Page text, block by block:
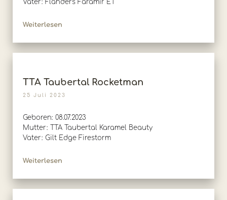
Vater: Flanders Faramir ET
Weiterlesen
TTA Taubertal Rocketman
25 Juli 2023
Geboren: 08.07.2023
Mutter: TTA Taubertal Karamel Beauty
Vater: Gilt Edge Firestorm
Weiterlesen